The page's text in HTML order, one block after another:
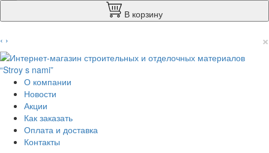
В корзину
‹ › ×
О компании
Новости
Акции
Как заказать
Оплата и доставка
Контакты